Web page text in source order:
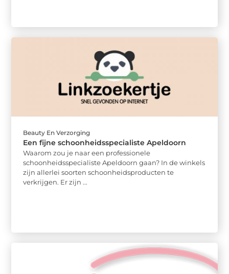
Beauty En Verzorging
Een fijne schoonheidsspecialiste Apeldoorn
Waarom zou je naar een professionele
schoonheidsspecialiste Apeldoorn gaan? In de winkels
zijn allerlei soorten schoonheidsproducten te
verkrijgen. Er zijn ...